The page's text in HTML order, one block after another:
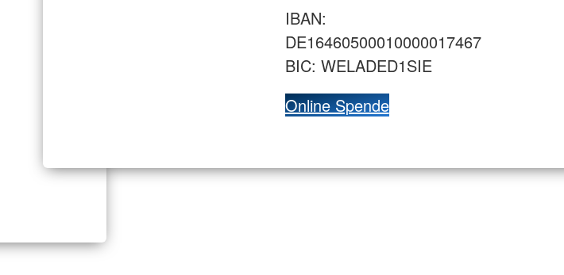
IBAN:
DE16460500010000017467
BIC: WELADED1SIE
Online Spende